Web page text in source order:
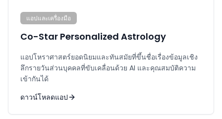
แอปและเครื่องมือ
Co-Star Personalized Astrology
แอปโหราศาสตร์ยอดนิยมและทันสมัยที่ขึ้นชื่อเรื่องข้อมูลเชิง
ลึกรายวันส่วนบุคคลที่ขับเคลื่อนด้วย AI และคุณสมบัติความ
เข้ากันได้
ดาวน์โหลดแอป